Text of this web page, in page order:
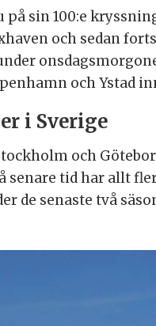
sin 100:e
och sedan
och Ystad
i Sverige
och
senare tid har allt
de senaste två